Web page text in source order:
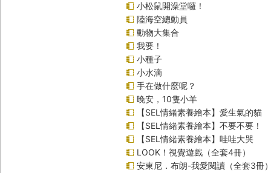
小松鼠開澡堂囉！
陸海空總動員
動物大集合
我要！
小種子
小水滴
手在做什麼呢？
晚安，10隻小羊
【SEL情緒素養繪本】愛生氣的貓
【SEL情緒素養繪本】不要不要！
【SEL情緒素養繪本】哇哇大哭
LOOK！視覺遊戲（全套4冊）
安東尼．布朗-我愛閱讀（全套3冊